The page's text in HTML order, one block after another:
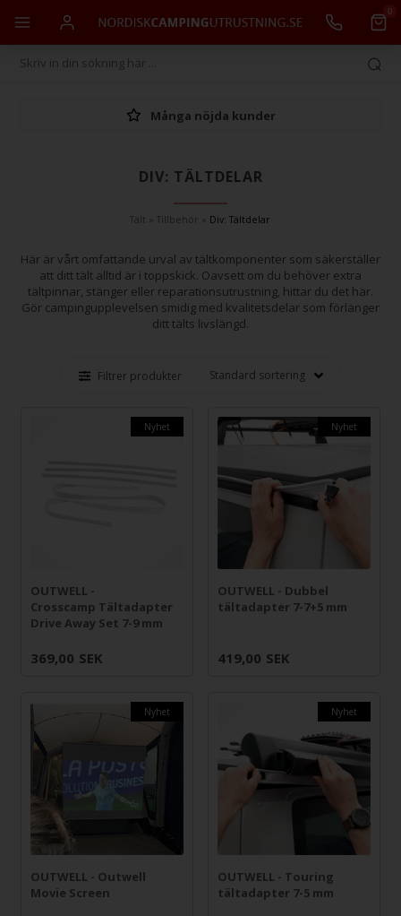
0
Många nöjda kunder
DIV: TÄLTDELAR
Tält Tillbehör Div: Tältdelar
Här är vårt omfattande urval av tältkomponenter som säkerställer
att ditt tält alltid är i toppskick. Oavsett om du behöver extra
tältpinnar, stänger eller reparationsutrustning, hittar du det här.
Gör campingupplevelsen smidig med kvalitetsdelar som förlänger
ditt tälts livslängd.
Filtrer produkter
Nyhet
OUTWELL -
Crosscamp Tältadapter
Drive Away Set 7-9 mm
369,00 SEK
Nyhet
OUTWELL - Dubbel
tältadapter 7-7+5 mm
419,00 SEK
Nyhet
OUTWELL - Outwell
Movie Screen
Nyhet
OUTWELL - Touring
tältadapter 7-5 mm